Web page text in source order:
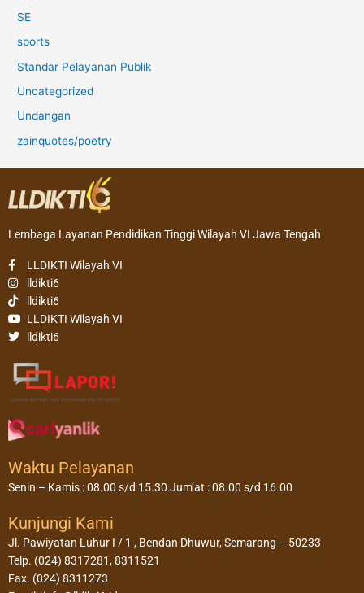
SE
sports
Standar Pelayanan Publik
Uncategorized
Undangan
zainquotes/poetry
Lembaga Layanan Pendidikan Tinggi Wilayah VI Jawa Tengah
LLDIKTI Wilayah VI
lldikti6
lldikti6
LLDIKTI Wilayah VI
lldikti6
Waktu Pelayanan
Senin – Kamis : 08.00 s/d 15.30 Jum’at : 08.00 s/d 16.00
Kunjungi Kami
Jl. Pawiyatan Luhur I / 1 , Bendan Dhuwur, Semarang – 50233
Telp. (024) 8317281, 8311521
Fax. (024) 8311273